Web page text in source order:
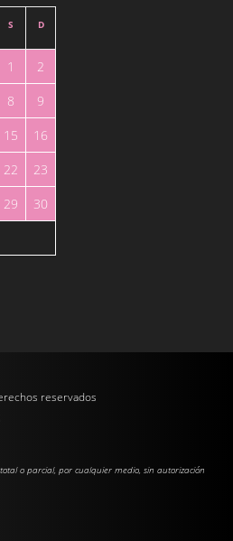
S D
1
2
8
9
15
16
22
23
29
30
reservados
o parcial, por cualquier medio, sin autorización